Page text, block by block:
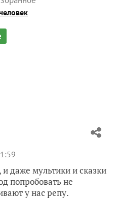
даже мультики и сказки
попробовать не
у нас репу.